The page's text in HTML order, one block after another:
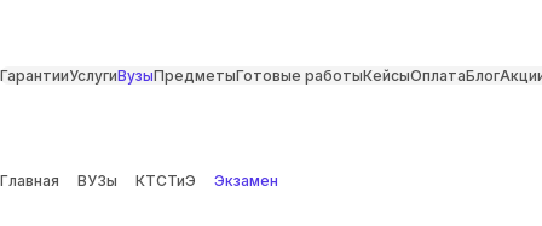
ГарантииУслугиВузыПредметыГотовые работыКейсыОплатаБлог
Главная ВУЗы КТСТиЭ Экзамен